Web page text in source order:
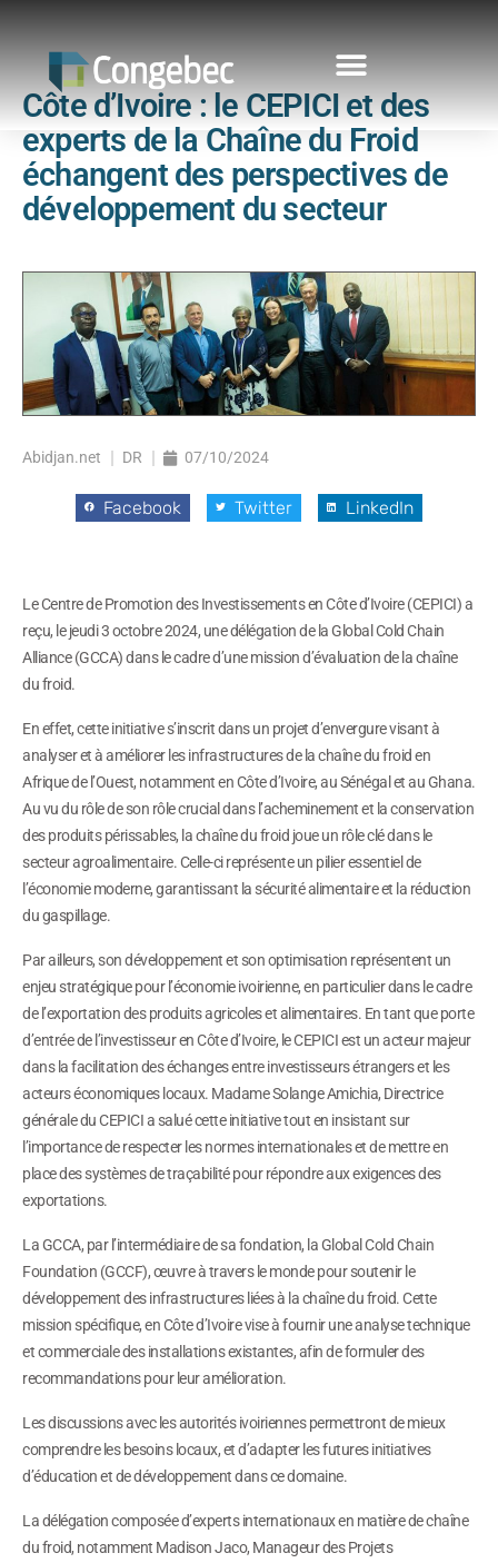
Côte d’Ivoire : le CEPICI et des
experts de la Chaîne du Froid
échangent des perspectives de
développement du secteur
Abidjan.net DR 07/10/2024
Facebook Twitter LinkedIn
Le Centre de Promotion des Investissements en Côte d’Ivoire (CEPICI) a
reçu, le jeudi 3 octobre 2024, une délégation de la Global Cold Chain
Alliance (GCCA) dans le cadre d’une mission d’évaluation de la chaîne
du froid.
En effet, cette initiative s’inscrit dans un projet d’envergure visant à
analyser et à améliorer les infrastructures de la chaîne du froid en
Afrique de l’Ouest, notamment en Côte d’Ivoire, au Sénégal et au Ghana.
Au vu du rôle de son rôle crucial dans l’acheminement et la conservation
des produits périssables, la chaîne du froid joue un rôle clé dans le
secteur agroalimentaire. Celle-ci représente un pilier essentiel de
l’économie moderne, garantissant la sécurité alimentaire et la réduction
du gaspillage.
Par ailleurs, son développement et son optimisation représentent un
enjeu stratégique pour l’économie ivoirienne, en particulier dans le cadre
de l’exportation des produits agricoles et alimentaires. En tant que porte
d’entrée de l’investisseur en Côte d’Ivoire, le CEPICI est un acteur majeur
dans la facilitation des échanges entre investisseurs étrangers et les
acteurs économiques locaux. Madame Solange Amichia, Directrice
générale du CEPICI a salué cette initiative tout en insistant sur
l’importance de respecter les normes internationales et de mettre en
place des systèmes de traçabilité pour répondre aux exigences des
exportations.
La GCCA, par l’intermédiaire de sa fondation, la Global Cold Chain
Foundation (GCCF), œuvre à travers le monde pour soutenir le
développement des infrastructures liées à la chaîne du froid. Cette
mission spécifique, en Côte d’Ivoire vise à fournir une analyse technique
et commerciale des installations existantes, afin de formuler des
recommandations pour leur amélioration.
Les discussions avec les autorités ivoiriennes permettront de mieux
comprendre les besoins locaux, et d’adapter les futures initiatives
d’éducation et de développement dans ce domaine.
La délégation composée d’experts internationaux en matière de chaîne
du froid, notamment Madison Jaco, Manageur des Projets